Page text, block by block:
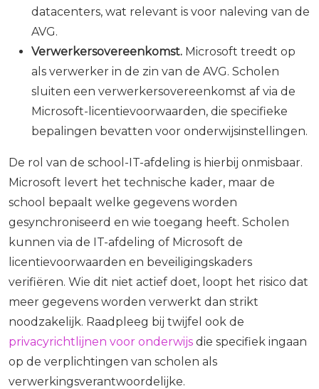
datacenters, wat relevant is voor naleving van de
AVG.
Verwerkersovereenkomst. Microsoft treedt op
als verwerker in de zin van de AVG. Scholen
sluiten een verwerkersovereenkomst af via de
Microsoft-licentievoorwaarden, die specifieke
bepalingen bevatten voor onderwijsinstellingen.
De rol van de school-IT-afdeling is hierbij onmisbaar.
Microsoft levert het technische kader, maar de
school bepaalt welke gegevens worden
gesynchroniseerd en wie toegang heeft. Scholen
kunnen via de IT-afdeling of Microsoft de
licentievoorwaarden en beveiligingskaders
verifiëren. Wie dit niet actief doet, loopt het risico dat
meer gegevens worden verwerkt dan strikt
noodzakelijk. Raadpleeg bij twijfel ook de
privacyrichtlijnen voor onderwijs die specifiek ingaan
op de verplichtingen van scholen als
verwerkingsverantwoordelijke.